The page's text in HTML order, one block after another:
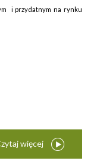
i przydatnym na rynku
więcej